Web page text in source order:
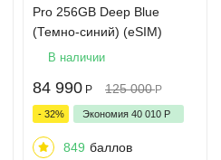
Pro 256GB Deep Blue
(Темно-синий) (eSIM)
В наличии
84 990 Р 125 000 Р
- 32% Экономия 40 010 Р
849 баллов